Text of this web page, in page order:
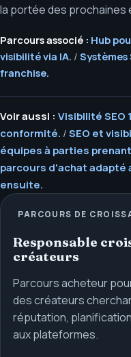
la portée des prochaines
Parcours associé : Hub
visibilité via IA. / Systèmes
franchise.
Voir aussi : Visibilité SEO
conformité. / SEO et
équipes à parties
parcours d'achat adapté
ensuite.
PARCOURS DE
Responsable
créateurs
Parcours acheteur
des créateurs
réputation,
aux plateformes.